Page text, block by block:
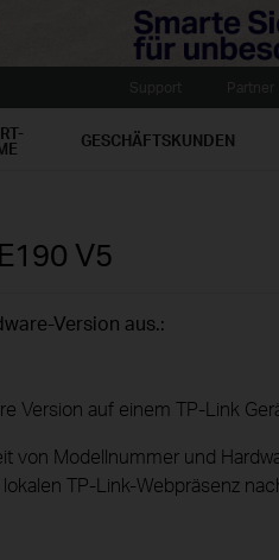
GESCHÄFTSKUNDEN
V5
Version aus.:
Version auf einem TP-Link
von Modellnummer und
TP-Link-Webpräsenz